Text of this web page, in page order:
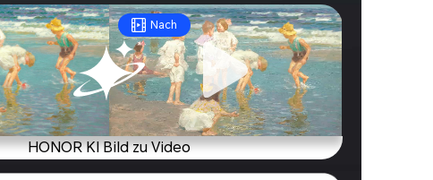
Nach
HONOR KI Bild zu Video